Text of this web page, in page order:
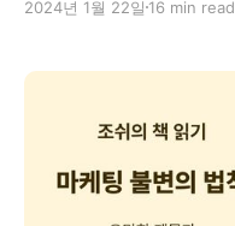
2024년 1월 22일 16 min read